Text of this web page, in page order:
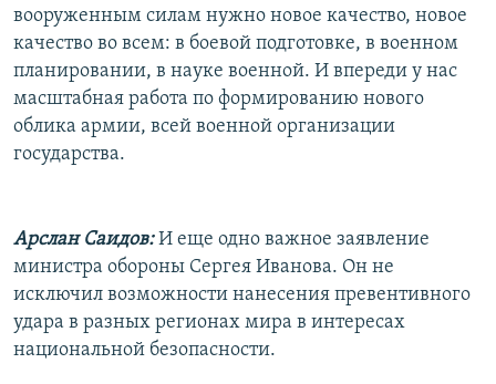
вооруженным силам нужно новое качество, новое
качество во всем: в боевой подготовке, в военном
планировании, в науке военной. И впереди у нас
масштабная работа по формированию нового
облика армии, всей военной организации
государства.
Арслан Саидов:И еще одно важное заявление
министра обороны Сергея Иванова. Он не
исключил возможности нанесения превентивного
удара в разных регионах мира в интересах
национальной безопасности.